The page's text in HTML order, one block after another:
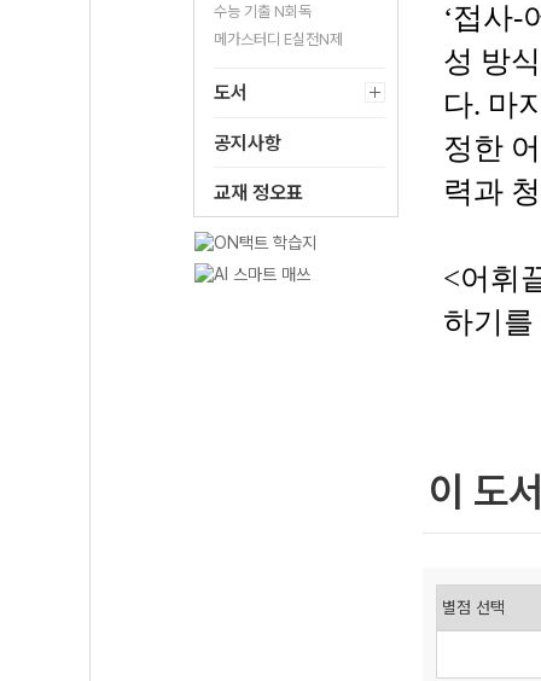
수능 기출 N회독
메가스터디 E실전N제
도서
공지사항
교재 정오표
‘접사-
성 방
다. 마
정한
력과
<어휘
하기
이 도